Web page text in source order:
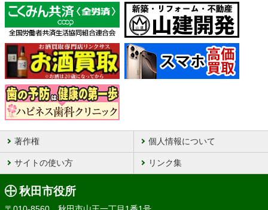
著作権 個人情報について
サイトの使い方 リンク集
秋田市役所